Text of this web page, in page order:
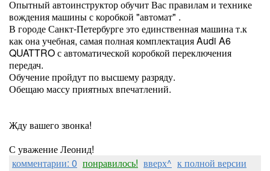
Опытный автоинструктор обучит Вас правилам и технике
вождения машины с коробкой "автомат" .
В городе Санкт-Петербурге это единственная машина т.к
как она учебная, самая полная комплектация Audi A6
QUATTRO с автоматической коробкой переключения
передач.
Обучение пройдут по высшему разряду.
Обещаю массу приятных впечатлений.
Жду вашего звонка!
С уважение Леонид!
комментарии: 0 понравилось! вверх^ к полной версии